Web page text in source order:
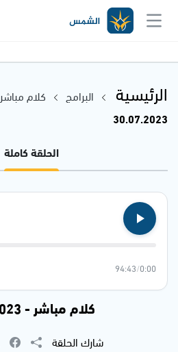
الرئيسية البرامج كلام مباشر
30.07.2023
الحلقة كاملة
0:00
/
94:43
كلام مباشر - 30.07.2023
شارك الحلقة